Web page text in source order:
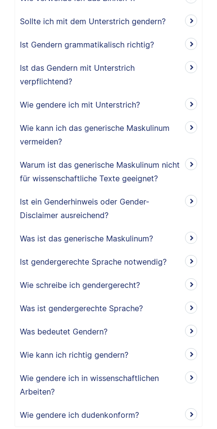
Sollte ich mit dem Unterstrich gendern?
Ist Gendern grammatikalisch richtig?
Ist das Gendern mit Unterstrich
verpflichtend?
Wie gendere ich mit Unterstrich?
Wie kann ich das generische Maskulinum
vermeiden?
Warum ist das generische Maskulinum nicht
für wissenschaftliche Texte geeignet?
Ist ein Genderhinweis oder Gender-
Disclaimer ausreichend?
Was ist das generische Maskulinum?
Ist gendergerechte Sprache notwendig?
Wie schreibe ich gendergerecht?
Was ist gendergerechte Sprache?
Was bedeutet Gendern?
Wie kann ich richtig gendern?
Wie gendere ich in wissenschaftlichen
Arbeiten?
Wie gendere ich dudenkonform?